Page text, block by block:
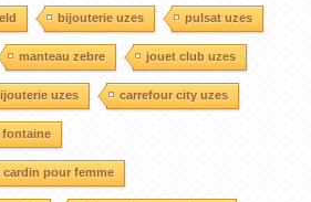
bijouterie uzes pulsat uzes
manteau zebre jouet club uzes
uzes carrefour city uzes
fontaine
pour femme